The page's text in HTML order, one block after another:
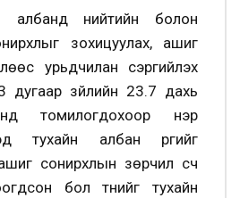
албанд нийтийн болон
зохицуулах, ашиг
урьдчилан сэргийлэх
дугаар зүйлийн 23.7 дахь
томилогдохоор нэр
тухайн албан үүргийг
сонирхлын зөрчил үүсч
бол түүнийг тухайн